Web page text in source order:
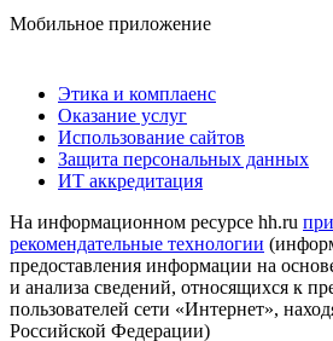
Мобильное приложение
Этика и комплаенс
Оказание услуг
Использование сайтов
Защита персональных данных
ИТ аккредитация
На информационном ресурсе hh.ru
рекомендательные технологии
предоставления информации на
и анализа сведений, относящихся к
пользователей сети «Интернет»,
Российской Федерации)